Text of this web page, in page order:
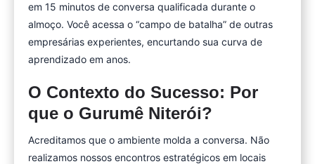
em 15 minutos de conversa qualificada durante o
almoço. Você acessa o “campo de batalha” de outras
empresárias experientes, encurtando sua curva de
aprendizado em anos.
O Contexto do Sucesso: Por
que o Gurumê Niterói?
Acreditamos que o ambiente molda a conversa. Não
realizamos nossos encontros estratégicos em locais